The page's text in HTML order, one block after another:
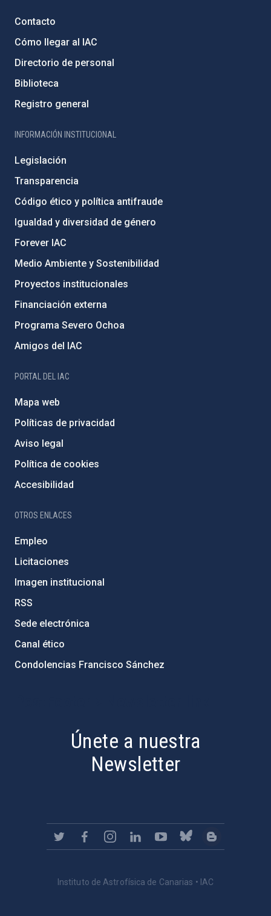
Contacto
Cómo llegar al IAC
Directorio de personal
Biblioteca
Registro general
INFORMACIÓN INSTITUCIONAL
Legislación
Transparencia
Código ético y política antifraude
Igualdad y diversidad de género
Forever IAC
Medio Ambiente y Sostenibilidad
Proyectos institucionales
Financiación externa
Programa Severo Ochoa
Amigos del IAC
PORTAL DEL IAC
Mapa web
Políticas de privacidad
Aviso legal
Política de cookies
Accesibilidad
OTROS ENLACES
Empleo
Licitaciones
Imagen institucional
RSS
Sede electrónica
Canal ético
Condolencias Francisco Sánchez
Únete a nuestra
Newsletter
Instituto de Astrofísica de Canarias • IAC